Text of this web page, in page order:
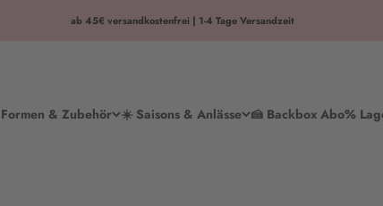
ab 45€ versandkostenfrei | 1-4 Tage Versandzeit
Formen & Zubehör ☀️ Saisons & Anlässe 🍰 Backbox Abo%